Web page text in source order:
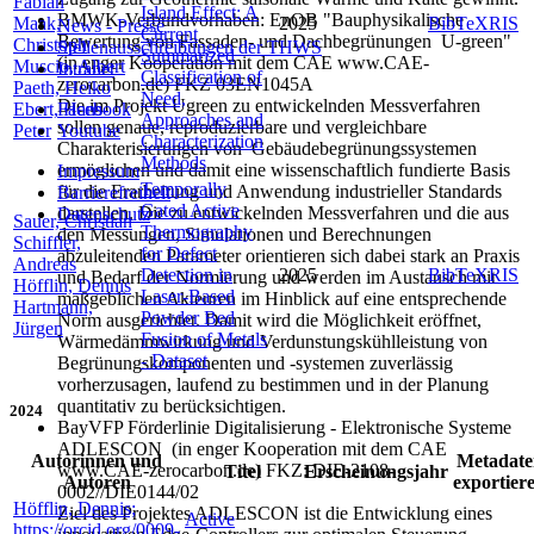
BMWK-Verbundvorhaben: EnOB "Bauphysikalische
Bewertung von Fassaden- und Dachbegrünungen U-green"
(in enger Kooperation mit dem CAE www.CAE-
zerocarbon.de) FKZ 03EN1045A
Die im Projekt Ugreen zu entwickelnden Messverfahren
sollen genaue, reproduzierbare und vergleichbare
Charakterisierungen von Gebäudebegrünungssystemen
ermöglichen und damit eine wissenschaftlich fundierte Basis
für die Erarbeitung und Anwendung industrieller Standards
darstellen. Die zu entwickelnden Messverfahren und die aus
den Messungen, Simulationen und Berechnungen
abzuleitenden Parameter orientieren sich dabei stark an Praxis
und Bedarf der Normierung und werden im Austausch mit
maßgeblichen Akteuren im Hinblick auf eine entsprechende
Norm ausgerichtet. Damit wird die Möglichkeit eröffnet,
Wärmedämmwirkung und Verdunstungskühlleistung von
Begrünungskomponenten und -systemen zuverlässig
vorherzusagen, laufend zu bestimmen und in der Planung
quantitativ zu berücksichtigen.
BayVFP Förderlinie Digitalisierung - Elektronische Systeme
ADLESCON (in enger Kooperation mit dem CAE
www.CAE-zerocarbon.de) FKZ: DIE-2108-
0002//DIE0144/02
Ziel des Projektes ADLESCON ist die Entwicklung eines
Maak,
Christoph
Muscio, Albert
Paeth, Heiko
Ebert, Hans-
Peter
Island Effect: A
Current
Summarized
Classification of
Need,
Approaches and
Characterization
Methods
2025 BibTeXRIS
Sauer, Christian
Schiffler,
Andreas
Höfflin, Dennis
Hartmann,
Jürgen
Temporally
Gated Active
Thermography
for Defect
Detection in
Laser-Based
Powder Bed
Fusion of Metals
- Dataset
2025 BibTeXRIS
2024
Autorinnen und
Autoren
Titel Erscheinungsjahr
Höfflin, Dennis;
https://orcid.org/0009-
Active
News - Presse
Stellenausschreibungen der THWS
Intranet
Facebook
Youtube
Impressum
Barrierefreiheit
Datenschutz